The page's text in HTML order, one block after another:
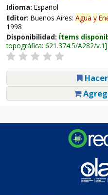
Idioma: Español
Editor: Buenos Aires: Agua y
1998
Disponibilidad: Ítems
topográfica: 621.374.5/A282/v.1